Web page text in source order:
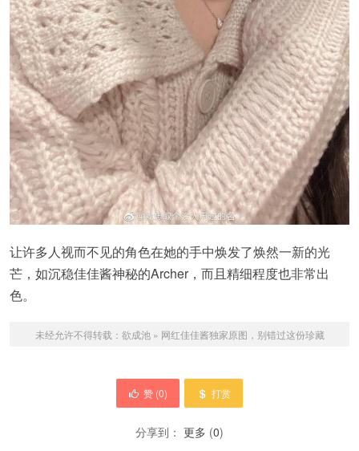
让许多人视而不见的角色在她的手中焕发了焕然一新的光
芒，如沉稳佳佳酱神秘的Archer，而且精细程度也非常出
色。
未经允许不得转载： 欲成池» 网红佳佳酱独家原图，别错过这份珍藏
赞 (0) 打赏
分享到： 更多 (0)